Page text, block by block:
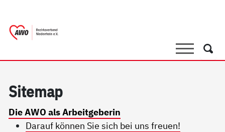
SucheSuche
Si­te­map
Die AWO als Arbeitgeberin
Darauf können Sie sich bei uns freuen!